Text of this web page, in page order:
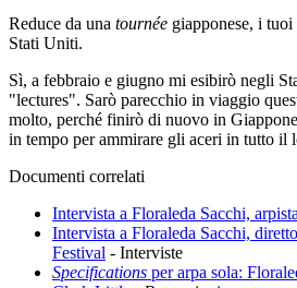
Reduce da una tournée giapponese, i
Stati Uniti.
Sì, a febbraio e giugno mi esibirò negli
"lectures". Sarò parecchio in viaggio
molto, perché finirò di nuovo in
in tempo per ammirare gli aceri in tutto il
Documenti correlati
Intervista a Floraleda Sacchi,
Intervista a Floraleda Sacchi,
Festival - Interviste
Specifications per arpa sola: